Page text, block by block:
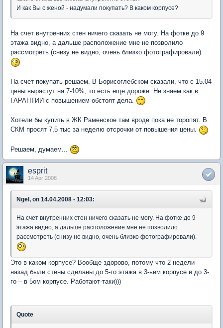
И как Вы с женой - надумали покупать? В каком корпусе?
На счет внутренних стен ничего сказать не могу. На фотке до 9
этажа видно, а дальше расположение мне не позволило
рассмотреть (снизу не видно, очень близко фотографировали).
На счет покупать решаем. В Борисоглебском сказали, что с 15.04
цены вырастут на 7-10%, то есть еще дороже. Не знаем как в
ГАРАНТИИ с повышением обстоят дела.
Хотели бы купить в ЖК Раменское там вроде пока не торопят. В
СКМ просят 7,5 тыс за неделю отсрочки от повышения цены.
Решаем, думаем...
esprit
14 Apr 2008
Ngel, on 14.04.2008 - 12:03:
На счет внутренних стен ничего сказать не могу. На фотке до 9
этажа видно, а дальше расположение мне не позволило
рассмотреть (снизу не видно, очень близко фотографировали).
Это в каком корпусе? Вообще здорово, потому что 2 недели
назад были стены сделаны до 5-го этажа в 3-ьем корпусе и до 3-
го – в 5ом корпусе. Работают-таки)))
Quote